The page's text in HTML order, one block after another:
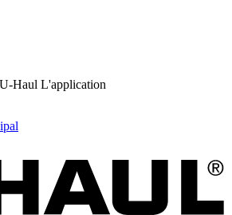
U-Haul L'application